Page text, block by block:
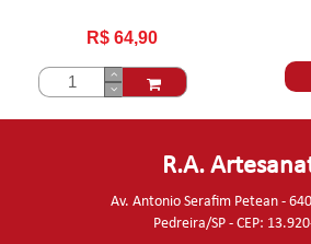
R$ 64,90
R.A.
Av. Antonio Serafim Petean -
Pedreira/SP - CEP: